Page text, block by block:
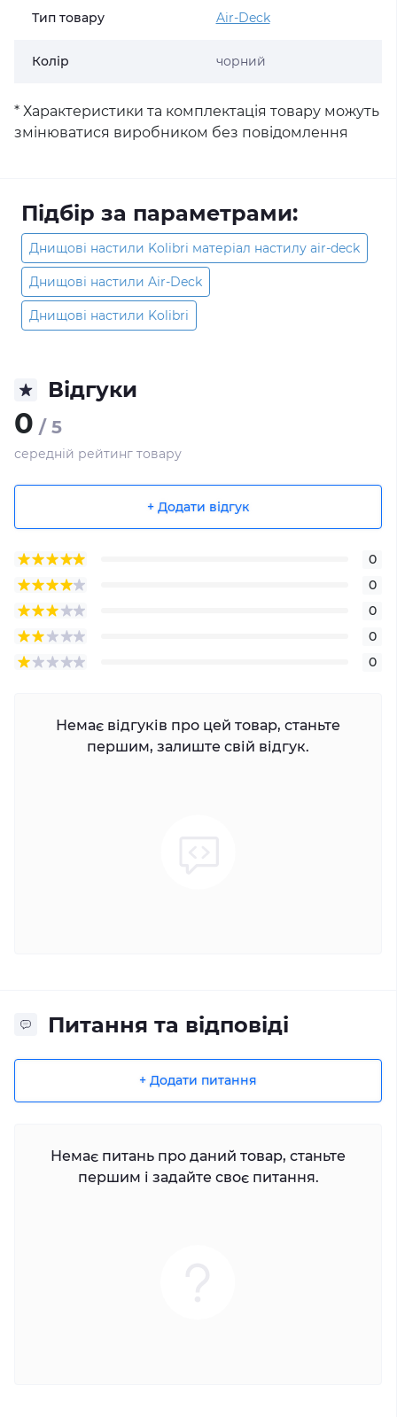
Тип товару Air-Deck
Колір чорний
* Характеристики та комплектація товару можуть
змінюватися виробником без повідомлення
Підбір за параметрами:
Днищові настили Kolibri матеріал настилу air-deck
Днищові настили Air-Deck
Днищові настили Kolibri
Відгуки
0 / 5
середній рейтинг товару
+ Додати відгук
0
0
0
0
0
Немає відгуків про цей товар, станьте
першим, залиште свій відгук.
Питання та відповіді
+ Додати питання
Немає питань про даний товар, станьте
першим і задайте своє питання.